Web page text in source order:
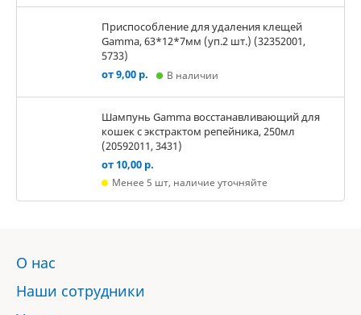
Приспособление для удаления клещей
Gamma, 63*12*7мм (уп.2 шт.) (32352001,
5733)
от 9,00 р.
В наличии
Шампунь Gamma восстанавливающий для
кошек с экстрактом репейника, 250мл
(20592011, 3431)
от 10,00 р.
Менее 5 шт, наличие уточняйте
О нас
Наши сотрудники